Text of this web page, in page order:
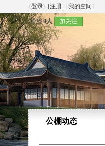
[登录] [注册] [我的空间]
粉丝0人 加关注
公棚动态